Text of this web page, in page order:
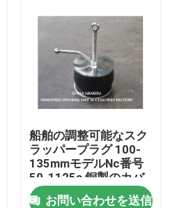
船舶の調整可能なスク
ラッパープラグ 100-
135mmモデルNc番号
50-1125a 銅製のカバ
ープレート,ボディゴム
お問い合わせを送信